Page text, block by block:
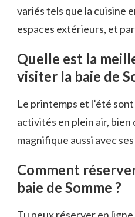
variés tels que la cuisine
espaces extérieurs, et
Quelle est la
visiter la baie de
Le printemps et l’été
activités en plein air, bien
magnifique aussi avec
Comment
baie de Somme ?
Tu peux réserver en